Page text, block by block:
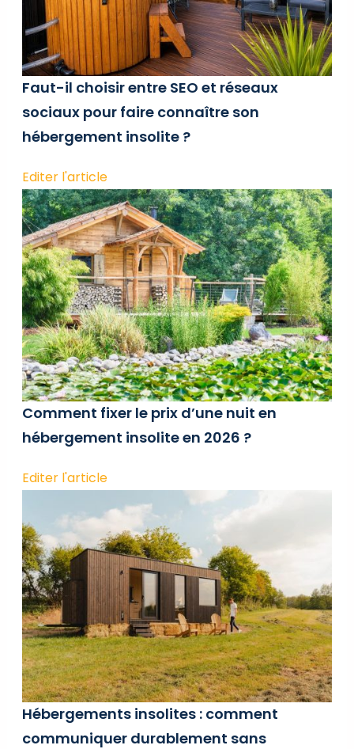
Faut-il choisir entre SEO et réseaux
sociaux pour faire connaître son
hébergement insolite ?
Editer l'article
Comment fixer le prix d’une nuit en
hébergement insolite en 2026 ?
Editer l'article
Hébergements insolites : comment
communiquer durablement sans